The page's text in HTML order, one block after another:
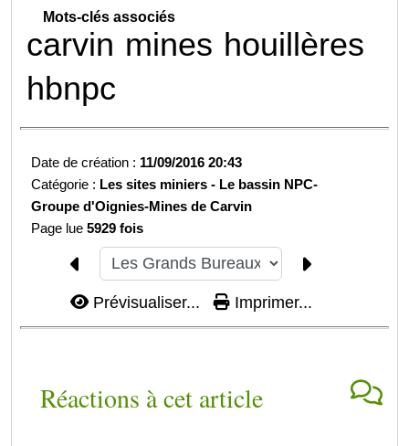
Mots-clés associés
carvin mines houillères
hbnpc
Date de création : 11/09/2016 20:43
Catégorie : Les sites miniers - Le bassin NPC-
Groupe d'Oignies-Mines de Carvin
Page lue5929 fois
Prévisualiser... Imprimer...
Réactions à cet article